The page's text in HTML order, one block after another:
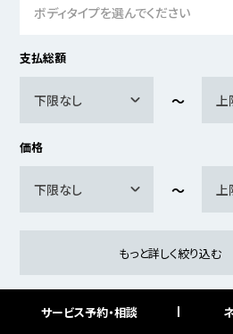
ボディタイプを選んでください
支払総額
下限なし
価格
下限なし
もっと詳しく絞り込む
検索
サービス予約・相談